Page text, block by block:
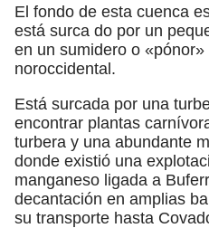
El fondo de esta cuenca
está surca do por un
en un sumidero o
noroccidental.
Está surcada por una
encontrar plantas
turbera y una abundante
donde existió una
manganeso ligada a
decantación en amplias
su transporte hasta